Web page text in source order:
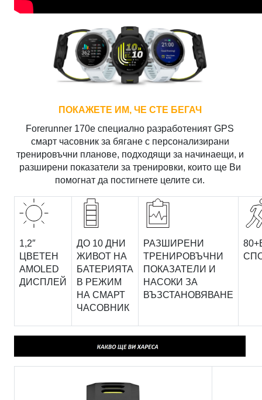
ПОКАЖЕТЕ ИМ, ЧЕ СТЕ БЕГАЧ
Forerunner 170е специално разработеният GPS
смарт часовник за бягане с персонализирани
тренировъчни планове, подходящи за начинаещи, и
разширени показатели за тренировки, които ще Ви
помогнат да постигнете целите си.
1,2″
ЦВЕТЕН
AMOLED
ДИСПЛЕЙ
ДО 10 ДНИ
ЖИВОТ НА
БАТЕРИЯТА
В РЕЖИМ
НА СМАРТ
ЧАСОВНИК
РАЗШИРЕНИ
ТРЕНИРОВЪЧНИ
ПОКАЗАТЕЛИ И
НАСОКИ ЗА
ВЪЗСТАНОВЯВАНЕ